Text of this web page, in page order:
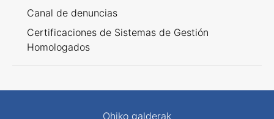
Canal de denuncias
Certificaciones de Sistemas de Gestión
Homologados
Ohiko galderak